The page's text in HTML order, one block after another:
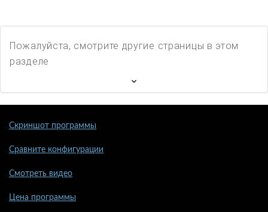
Пожалуйста, смотрите другие страницы в этом
разделе
Скриншот программы
Сравните конфигурации
Смотреть видео
Цена программы